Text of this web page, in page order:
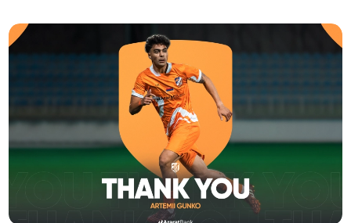
մեկնարկի մասին։